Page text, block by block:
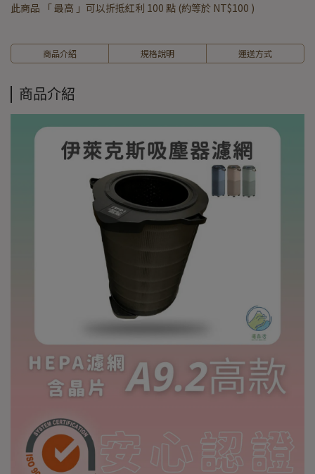
此商品 「 最高 」可以折抵紅利 100 點 (約等於 NT$100 )
商品介紹 規格說明 運送方式
商品介紹